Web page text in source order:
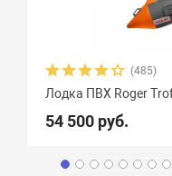
(485)
Лодка ПВХ Roger
54 500 руб.